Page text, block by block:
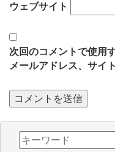
ウェブサイト
次回のコメントで使用
メールアドレス、サイ